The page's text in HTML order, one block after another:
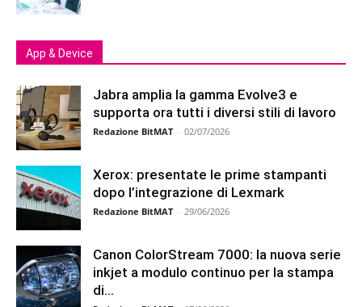
App & Device
Jabra amplia la gamma Evolve3 e
supporta ora tutti i diversi stili di lavoro
Redazione BitMAT - 02/07/2026
Xerox: presentate le prime stampanti
dopo l’integrazione di Lexmark
Redazione BitMAT - 29/06/2026
Canon ColorStream 7000: la nuova serie
inkjet a modulo continuo per la stampa
di...